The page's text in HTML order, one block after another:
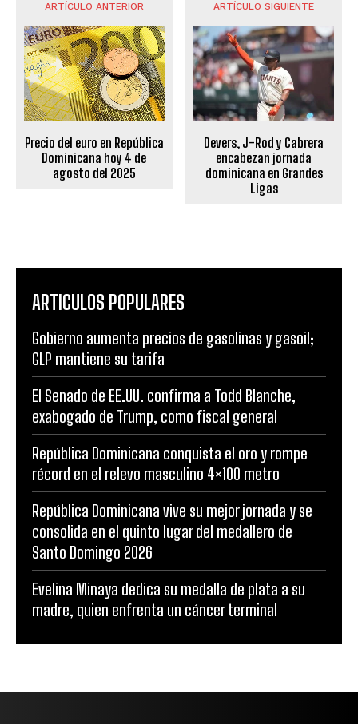
ARTÍCULO ANTERIOR
Precio del euro en República
Dominicana hoy 4 de
agosto del 2025
ARTÍCULO SIGUIENTE
Devers, J-Rod y Cabrera
encabezan jornada
dominicana en Grandes
Ligas
ARTICULOS POPULARES
Gobierno aumenta precios de gasolinas y gasoil;
GLP mantiene su tarifa
El Senado de EE.UU. confirma a Todd Blanche,
exabogado de Trump, como fiscal general
República Dominicana conquista el oro y rompe
récord en el relevo masculino 4×100 metro
República Dominicana vive su mejor jornada y se
consolida en el quinto lugar del medallero de
Santo Domingo 2026
Evelina Minaya dedica su medalla de plata a su
madre, quien enfrenta un cáncer terminal